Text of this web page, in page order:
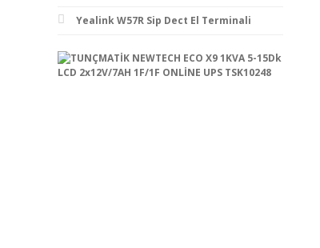
Yealink W57R Sip Dect El Terminali